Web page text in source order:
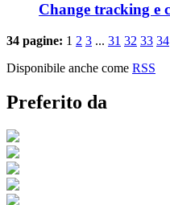
Change tracking e
34 pagine: 1 2 3 ... 31 32 33 34
Disponibile anche come RSS
Preferito da